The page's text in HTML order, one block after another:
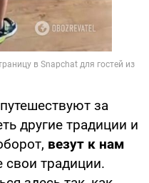
за
другие традиции и
везут к нам
свои традиции.